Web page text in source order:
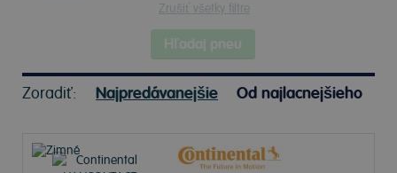
Zrušiť všetky filtre
Hľadaj pneu
Zoradiť: Najpredávanejšie Od najlacnejšieho